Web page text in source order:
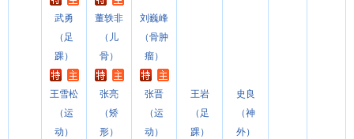
武勇
（足
踝）
王雪松
（运
动）
董轶非
（儿
骨）
张亮
（矫
形）
刘巍峰
（骨肿
瘤）
张晋
（运
动）
王岩
（足
踝）
史良
（神
外）